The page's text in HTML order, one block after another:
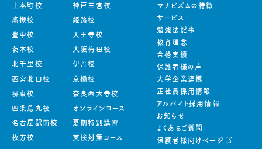
上本町校
高槻校
豊中校
茨木校
北千里校
西宮北口校
堺東校
四条烏丸校
名古屋駅前校
枚方校
神戸三宮校
姫路校
天王寺校
大阪梅田校
伊丹校
京橋校
奈良西大寺校
オンラインコース
夏期特別講習
英検対策コース
マナビズムの特徴
サービス
勉強法記事
教育理念
合格実績
保護者様の声
大学企業連携
正社員採用情報
アルバイト採用情報
お知らせ
よくあるご質問
保護者様向けページ